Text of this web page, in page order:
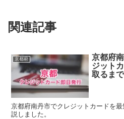
関連記事
京都府
京都府
ジット
取るま
京都府南丹市でクレジットカードを
説しました。